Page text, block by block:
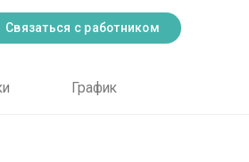
Связаться с работником
График